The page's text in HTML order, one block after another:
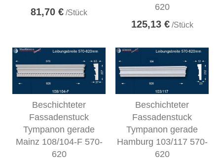
81,70 € /Stück
620
125,13 €/Stück
Beschichteter
Fassadenstuck
Tympanon gerade
Mainz 108/104-F 570-
620
Beschichteter
Fassadenstuck
Tympanon gerade
Hamburg 103/117 570-
620